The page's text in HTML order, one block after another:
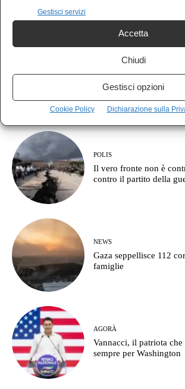
Gestisci servizi
Accetta
Chiudi
Gestisci opzioni
Cookie Policy Dichiarazione sulla
LATEST ARTICLES
le domande senza
POLIS
Il vero fronte non è
contro il partito della
NEWS
Gaza seppellisce 112
famiglie
AGORÀ
Vannacci, il patriota che
sempre per Washington